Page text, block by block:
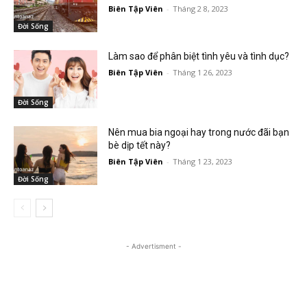
Đời Sống
Biên Tập Viên - Tháng 2 8, 2023
Đời Sống
Làm sao để phân biệt tình yêu và tình dục?
Biên Tập Viên - Tháng 1 26, 2023
Đời Sống
Nên mua bia ngoại hay trong nước đãi bạn
bè dịp tết này?
Biên Tập Viên - Tháng 1 23, 2023
- Advertisment -